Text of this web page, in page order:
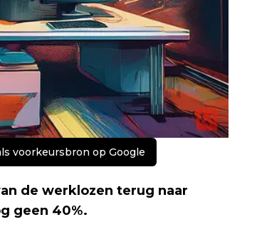
voorkeursbron op Google
de werklozen terug naar
geen 40%.